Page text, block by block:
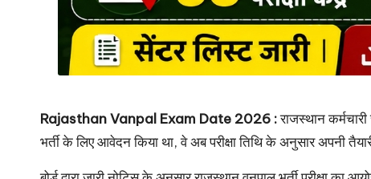
Rajasthan Vanpal Exam Date 2026 :राजस्थान
भर्ती के लिए आवेदन किया था, वे अब परीक्षा तिथि के अनुसार अपनी